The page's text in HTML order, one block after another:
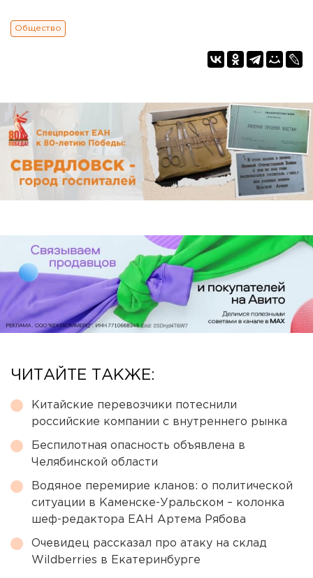
Общество
ЧИТАЙТЕ ТАКЖЕ:
Китайские перевозчики потеснили
российские компании с внутреннего рынка
Беспилотная опасность объявлена в
Челябинской области
Водяное перемирие кланов: о политической
ситуации в Каменске-Уральском – колонка
шеф-редактора ЕАН Артема Рябова
Очевидец рассказал про атаку на склад
Wildberries в Екатеринбурге